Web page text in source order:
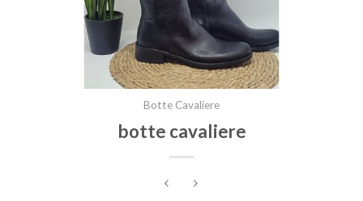
Botte Cavaliere
botte cavaliere